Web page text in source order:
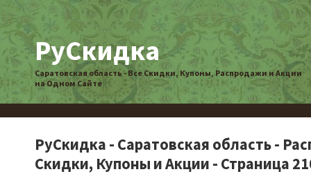
РуСкидка
Саратовская область - Все Скидки, Купоны, Распродажи и Акции
на Одном Сайте
РуСкидка - Саратовская область -
Скидки, Купоны и Акции - Страница